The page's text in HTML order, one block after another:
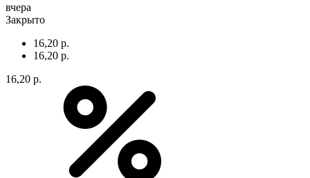
вчера
Закрыто
16,20 р.
16,20 р.
16,20 р.